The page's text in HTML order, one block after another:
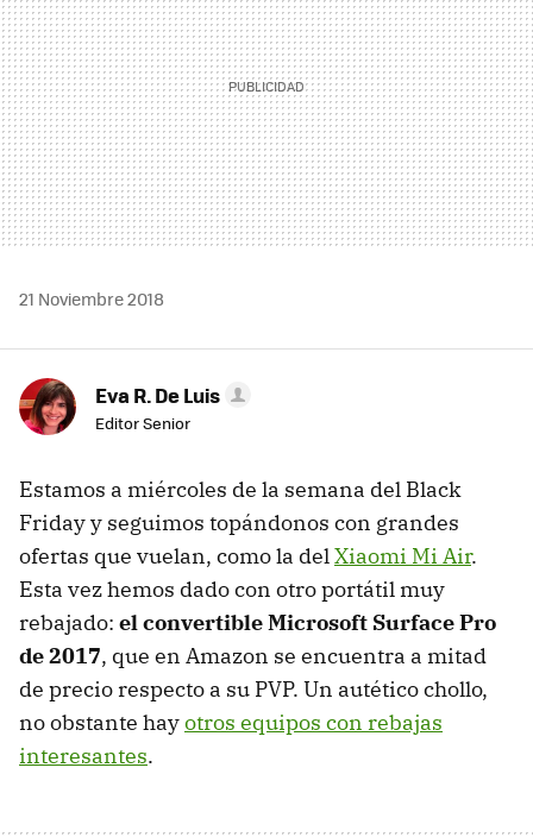
21 Noviembre 2018
Eva R. De Luis
Editor Senior
Estamos a miércoles de la semana del Black
Friday y seguimos topándonos con grandes
ofertas que vuelan, como la delXiaomi Mi Air.
Esta vez hemos dado con otro portátil muy
rebajado: el convertible Microsoft Surface Pro
de 2017, que en Amazon se encuentra a mitad
de precio respecto a su PVP. Un autético chollo,
no obstante hayotros equipos con rebajas
interesantes.